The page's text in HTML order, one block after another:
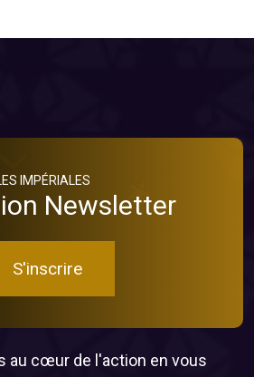
IMPÉRIALES
Newsletter
S'inscrire
au cœur de l'action en vous